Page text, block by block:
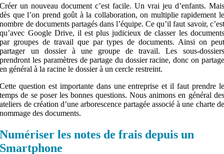
Créer un nouveau document c’est facile. Un vrai jeu d’enfants. Mais
dès que l’on prend goût à la collaboration, on multiplie rapidement le
nombre de documents partagés dans l’équipe. Ce qu’il faut savoir, c’est
qu’avec Google Drive, il est plus judicieux de classer les documents
par groupes de travail que par types de documents. Ainsi on peut
partager un dossier à une groupe de travail. Les sous-dossiers
prendront les paramètres de partage du dossier racine, donc on partage
en général à la racine le dossier à un cercle restreint.
Cette question est importante dans une entreprise et il faut prendre le
temps de se poser les bonnes questions. Nous animons en général des
ateliers de création d’une arborescence partagée associé à une charte de
nommage des documents.
Numériser les notes de frais depuis un
Smartphone